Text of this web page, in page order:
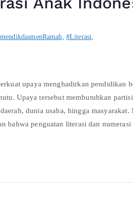
, #Literasi,
upaya menghadirkan pendidikan
Upaya tersebut membutuhkan
dunia usaha, hingga masyarakat.
bahwa penguatan literasi dan numerasi